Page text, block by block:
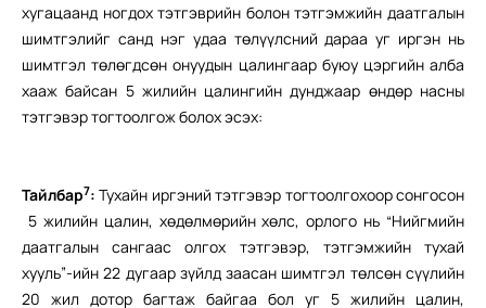
хугацаанд ногдох тэтгэврийн болон тэтгэмжийн даатгалын
шимтгэлийг санд нэг удаа төлүүлсний дараа уг иргэн нь
шимтгэл төлөгдсөн онуудын цалингаар буюу цэргийн алба
хааж байсан 5 жилийн цалингийн дунджаар өндөр насны
тэтгэвэр тогтоолгож болох эсэх:
Тайлбар7: Тухайн иргэний тэтгэвэр тогтоолгохоор сонгосон
5 жилийн цалин, хөдөлмөрийн хөлс, орлого нь “Нийгмийн
даатгалын сангаас олгох тэтгэвэр, тэтгэмжийн тухай
хууль”-ийн 22 дугаар зүйлд заасан шимтгэл төлсөн сүүлийн
20 жил дотор багтаж байгаа бол уг 5 жилийн цалин,